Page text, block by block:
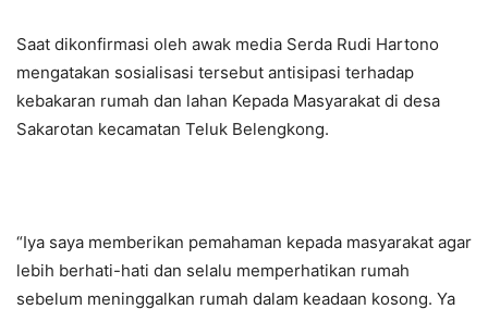
Saat dikonfirmasi oleh awak media Serda Rudi Hartono
mengatakan sosialisasi tersebut antisipasi terhadap
kebakaran rumah dan lahan Kepada Masyarakat di desa
Sakarotan kecamatan Teluk Belengkong.
“Iya saya memberikan pemahaman kepada masyarakat agar
lebih berhati-hati dan selalu memperhatikan rumah
sebelum meninggalkan rumah dalam keadaan kosong. Ya